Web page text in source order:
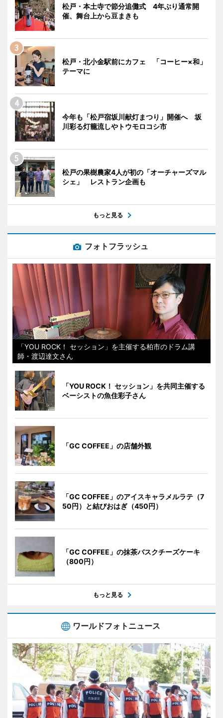
松戸・本土寺で節分追儺式 4年ぶり通常開
催、舞台上から豆まきも
松戸・北小金駅前にカフェ 「コーヒー×和」
テーマに
今年も「松戸宿坂川献灯まつり」開催へ 坂
川彩る灯籠流しやトウモロコシ市
松戸の果樹農家4人が初の「オーチャーズマル
シェ」 レストラン企画も
もっと見る
フォトフラッシュ
「YOU ROCK！ セッション」を主催する柏市のドラム講
師・渡辺達文さん
「YOU ROCK！ セッション」を共同主催する
ベーシストの魚住彩子さん
「GC COFFEE」の店舗外観
「GC COFFEE」のアイスキャラメルラテ（7
50円）と結びおはぎ（450円）
「GC COFFEE」の抹茶バスクチーズケーキ
（800円）
もっと見る
ワールドフォトニュース